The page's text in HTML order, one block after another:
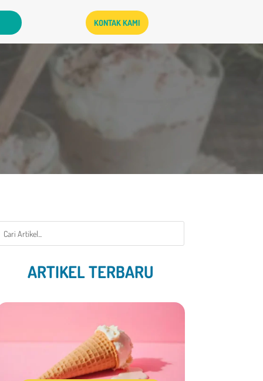
KONTAK KAMI
ARTIKEL TERBARU